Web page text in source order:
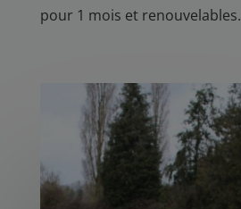
pour 1 mois et renouvelables.